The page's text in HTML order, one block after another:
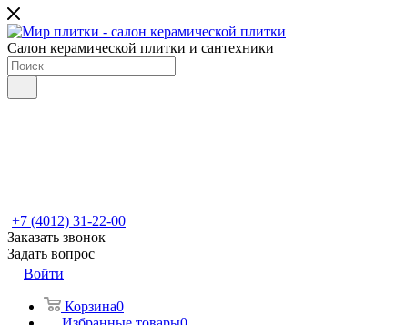
Салон керамической плитки и сантехники
+7 (4012) 31-22-00
Заказать звонок
Задать вопрос
Войти
Корзина0